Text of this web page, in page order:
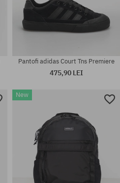
Mărimi existente:
Pantofi adidas Court Tns Premiere
475,90 LEI
New